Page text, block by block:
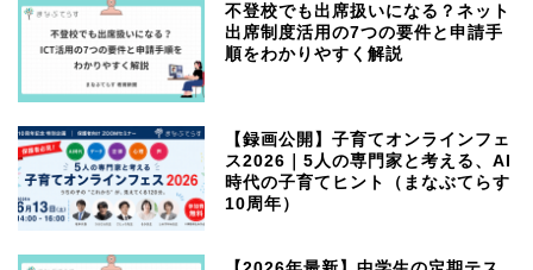
不登校でも出席扱いになる？ネット
出席制度活用の7つの要件と申請手
順をわかりやすく解説
【録画公開】子育てオンラインフェ
ス2026｜5人の専門家と考える、AI
時代の子育てヒント（まなぶてらす
10周年）